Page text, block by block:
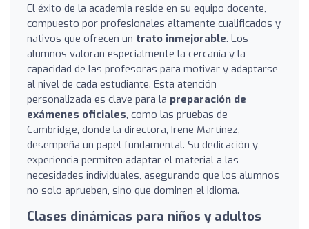
El éxito de la academia reside en su equipo docente,
compuesto por profesionales altamente cualificados y
nativos que ofrecen un trato inmejorable. Los
alumnos valoran especialmente la cercanía y la
capacidad de las profesoras para motivar y adaptarse
al nivel de cada estudiante. Esta atención
personalizada es clave para la preparación de
exámenes oficiales, como las pruebas de
Cambridge, donde la directora, Irene Martínez,
desempeña un papel fundamental. Su dedicación y
experiencia permiten adaptar el material a las
necesidades individuales, asegurando que los alumnos
no solo aprueben, sino que dominen el idioma.
Clases dinámicas para niños y adultos